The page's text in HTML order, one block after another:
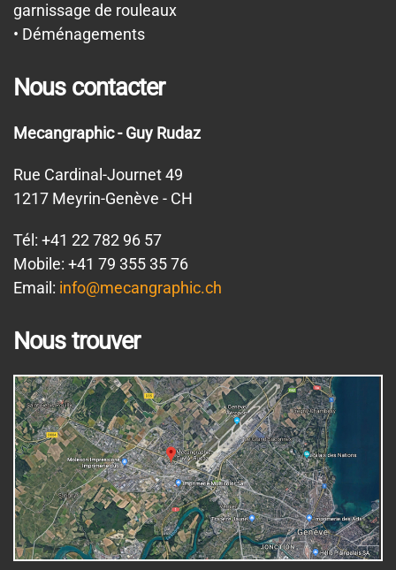
garnissage de rouleaux
• Déménagements
Nous contacter
Mecangraphic - Guy Rudaz
Rue Cardinal-Journet 49
1217 Meyrin-Genève - CH
Tél: +41 22 782 96 57
Mobile: +41 79 355 35 76
Email: info@mecangraphic.ch
Nous trouver